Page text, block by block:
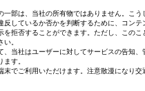
一部は、当社の所有物ではありません。こ
反しているか否かを判断するために、コン
を拒否することができます。ただし、この
。
、当社はユーザーに対してサービスの告知
ます。
末でご利用いただけます。注意散漫になり